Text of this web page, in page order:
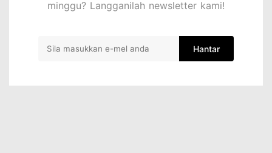
minggu? Langganilah newsletter kami!
Hantar